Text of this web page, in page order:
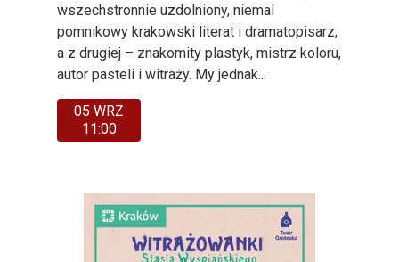
wszechstronnie uzdolniony, niemal
pomnikowy krakowski literat i dramatopisarz,
a z drugiej – znakomity plastyk, mistrz koloru,
autor pasteli i witraży. My jednak...
05 WRZ
11:00